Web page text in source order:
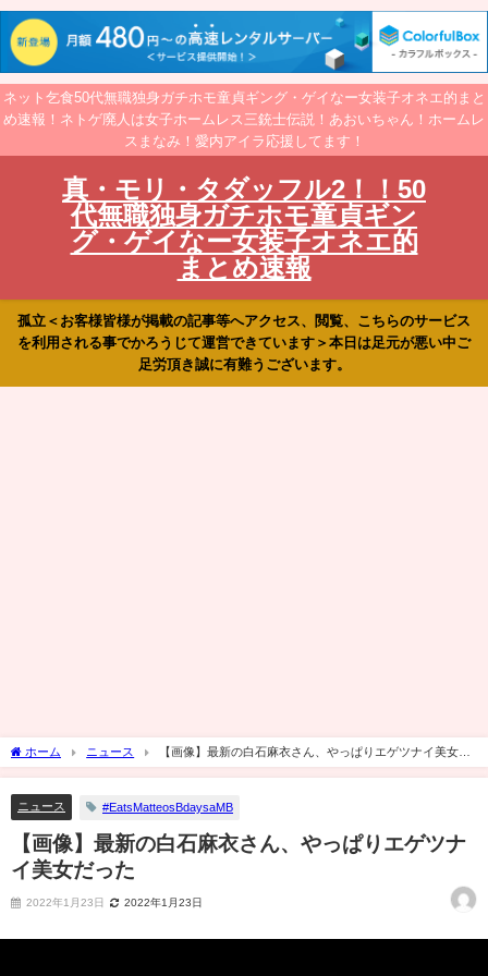
ネット乞食50代無職独身ガチホモ童貞ギング・ゲイなー女装子オネエ的まと
め速報！ネトゲ廃人は女子ホームレス三銃士伝説！あおいちゃん！ホームレ
スまなみ！愛内アイラ応援してます！
真・モリ・タダッフル2！！50
代無職独身ガチホモ童貞ギン
グ・ゲイなー女装子オネエ的
まとめ速報
孤立＜お客様皆様が掲載の記事等へアクセス、閲覧、こちらのサービス
を利用される事でかろうじて運営できています＞本日は足元が悪い中ご
足労頂き誠に有難うございます。
ホーム ニュース
【画像】最新の白石麻衣さん、やっぱりエゲツナイ美女だ
った
ニュース #EatsMatteosBdaysaMB
【画像】最新の白石麻衣さん、やっぱりエゲツナ
イ美女だった
2022年1月23日 2022年1月23日